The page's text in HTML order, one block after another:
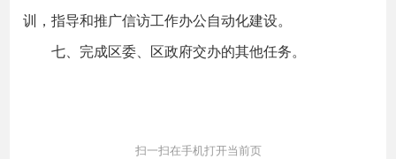
训，指导和推广信访工作办公自动化建设。
七、完成区委、区政府交办的其他任务。
扫一扫在手机打开当前页